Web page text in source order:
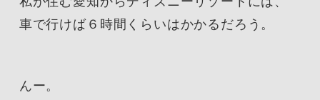
車で行けば６時間くらいはかかるだろう。
んー。